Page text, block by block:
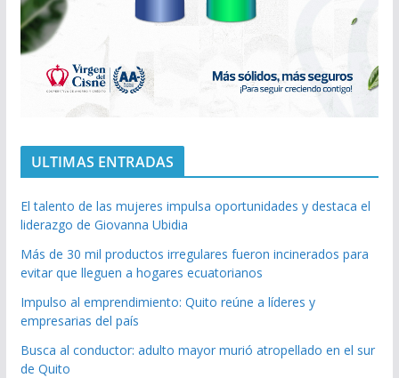
ULTIMAS ENTRADAS
El talento de las mujeres impulsa oportunidades y destaca el
liderazgo de Giovanna Ubidia
Más de 30 mil productos irregulares fueron incinerados para
evitar que lleguen a hogares ecuatorianos
Impulso al emprendimiento: Quito reúne a líderes y
empresarias del país
Busca al conductor: adulto mayor murió atropellado en el sur
de Quito